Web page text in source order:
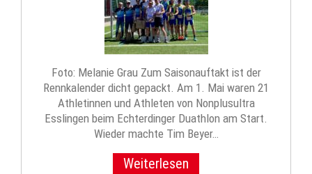
Foto: Melanie Grau Zum Saisonauftakt ist der
Rennkalender dicht gepackt. Am 1. Mai waren 21
Athletinnen und Athleten von Nonplusultra
Esslingen beim Echterdinger Duathlon am Start.
Wieder machte Tim Beyer…
Weiterlesen